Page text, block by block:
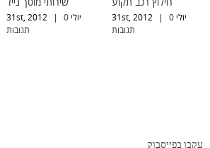
יולי 31st, 2012 |
0
תגובות
יולי 31st, 2012 |
0
תגובות
עקבו בפייסבוק